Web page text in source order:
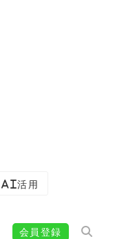
AI活用
会員登録